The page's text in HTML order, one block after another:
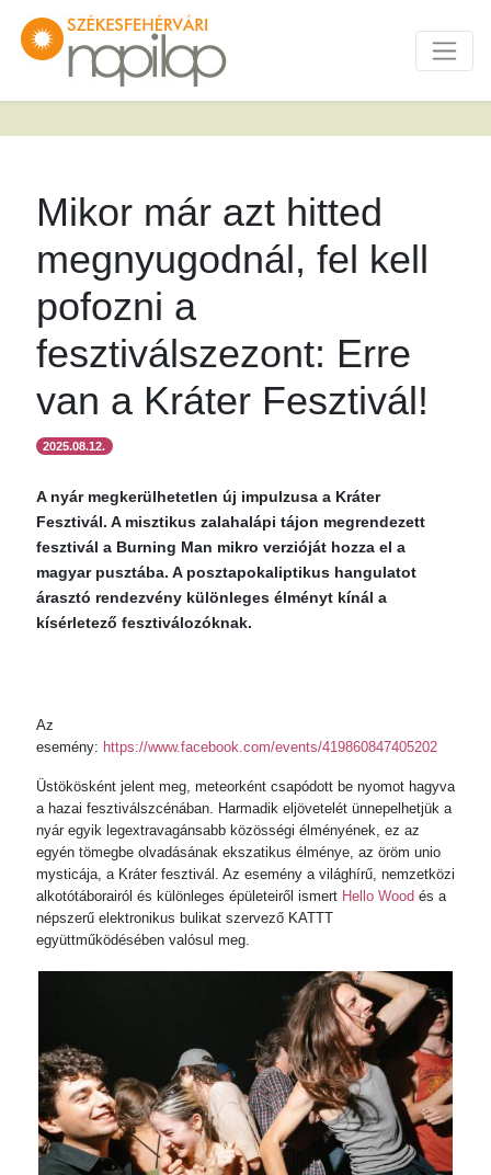
Mikor már azt hitted
megnyugodnál, fel kell
pofozni a
fesztiválszezont: Erre
van a Kráter Fesztivál!
2025.08.12.
A nyár megkerülhetetlen új impulzusa a Kráter
Fesztivál. A misztikus zalahalápi tájon megrendezett
fesztivál a Burning Man mikro verzióját hozza el a
magyar pusztába. A posztapokaliptikus hangulatot
árasztó rendezvény különleges élményt kínál a
kísérletező fesztiválozóknak.
Az
esemény: https://www.facebook.com/events/419860847405202
Üstökösként jelent meg, meteorként csapódott be nyomot hagyva
a hazai fesztiválszcénában. Harmadik eljövetelét ünnepelhetjük a
nyár egyik legextravagánsabb közösségi élményének, ez az
egyén tömegbe olvadásának ekszatikus élménye, az öröm unio
mysticája, a Kráter fesztivál. Az esemény a világhírű, nemzetközi
alkotótáborairól és különleges épületeiről ismert Hello Wood és a
népszerű elektronikus bulikat szervező KATTT
együttműködésében valósul meg.